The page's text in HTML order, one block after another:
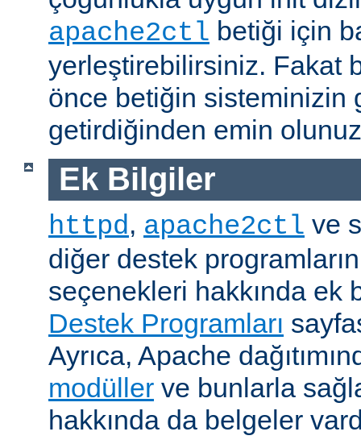
apache2ctl betiği için
yerleştirebilirsiniz. Fakat
önce betiğin sisteminizin
getirdiğinden emin
Ek Bilgiler
httpd, apache2ctl ve
diğer destek
seçenekleri hakkında ek
Destek Programları
Ayrıca, Apache
modüller ve bunlarla
hakkında da belgeler